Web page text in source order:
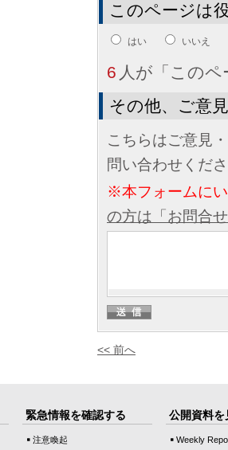
このページは
はい いいえ
6 人が「この
その他、ご意
こちらはご意見
問い合わせくだ
※本フォームに
の方は「お問合
<< 前へ
緊急情報を確認する
注意喚起
公開資料を
Weekly